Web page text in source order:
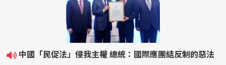
中國「民促法」侵我主權 總統：國際應團結反制的惡法